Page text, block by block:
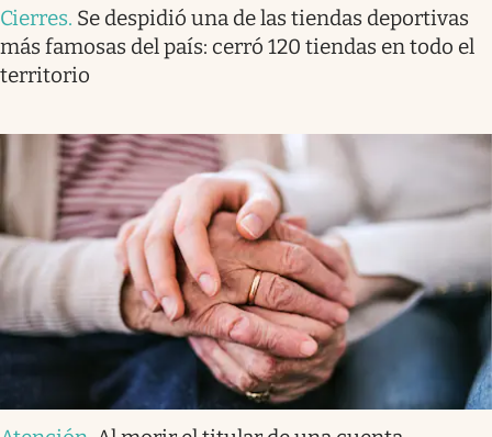
Cierres. Se despidió una de las tiendas deportivas
más famosas del país: cerró 120 tiendas en todo el
territorio